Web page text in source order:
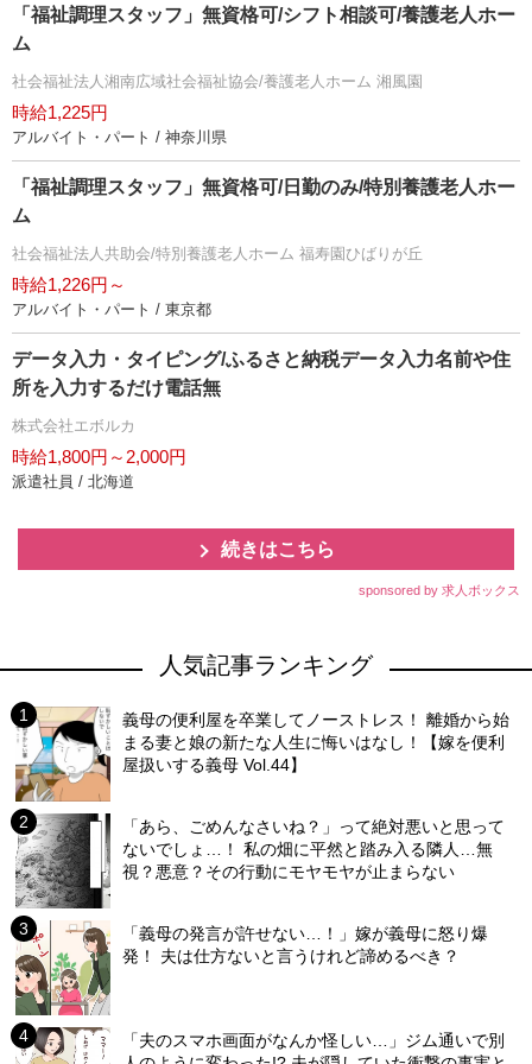
「福祉調理スタッフ」無資格可/シフト相談可/養護老人ホー
ム
社会福祉法人湘南広域社会福祉協会/養護老人ホーム 湘風園
時給1,225円
アルバイト・パート / 神奈川県
「福祉調理スタッフ」無資格可/日勤のみ/特別養護老人ホー
ム
社会福祉法人共助会/特別養護老人ホーム 福寿園ひばりが丘
時給1,226円～
アルバイト・パート / 東京都
データ入力・タイピング/ふるさと納税データ入力名前や住
所を入力するだけ電話無
株式会社エボルカ
時給1,800円～2,000円
派遣社員 / 北海道
続きはこちら
sponsored by 求人ボックス
人気記事ランキング
義母の便利屋を卒業してノーストレス！ 離婚から始
まる妻と娘の新たな人生に悔いはなし！【嫁を便利
屋扱いする義母 Vol.44】
「あら、ごめんなさいね？」って絶対悪いと思って
ないでしょ…！ 私の畑に平然と踏み入る隣人…無
視？悪意？その行動にモヤモヤが止まらない
「義母の発言が許せない…！」嫁が義母に怒り爆
発！ 夫は仕方ないと言うけれど諦めるべき？
「夫のスマホ画面がなんか怪しい…」ジム通いで別